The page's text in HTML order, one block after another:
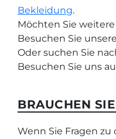
Bekleidung.
Möchten Sie
Besuchen Sie unsere
Oder suchen Sie
Besuchen Sie uns
BRAUCHEN
Wenn Sie Fragen